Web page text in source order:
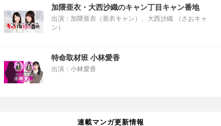
加隈亜衣・大西沙織のキャン丁目キャン番地
出演：加隈亜衣（亜衣キャン）、大西沙織 （さおキャ
ン）
特命取材班 小林愛香
出演：小林愛香
連載マンガ更新情報